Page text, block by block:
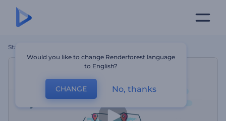
Startseite
Would you like to change Renderforest language
to English?
CHANGE No, thanks